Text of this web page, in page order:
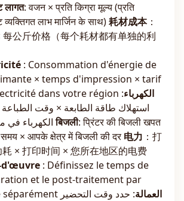
लागत: वजन × प्रति किग्रा मूल्य (प्रति
व्यक्तिगत लाभ मार्जिन के साथ)耗材成本：
每公斤价格（每个耗材都有单独的利
: Consommation d'énergie de
× temps d'impression × tarif
dans votre région الكهرباء:
استهلاك طاقة الطابعة × وقت
الكهرباء في منطقتكबिजली: प्रिंटर की बिजली खपत
समय × आपके क्षेत्र में बिजली की दर电力 ：打
× 打印时间 × 您所在地区的电费
d'œuvre : Définissez le temps de
et le post-traitement par
séparément
العمالة: حدد وقت التحضير